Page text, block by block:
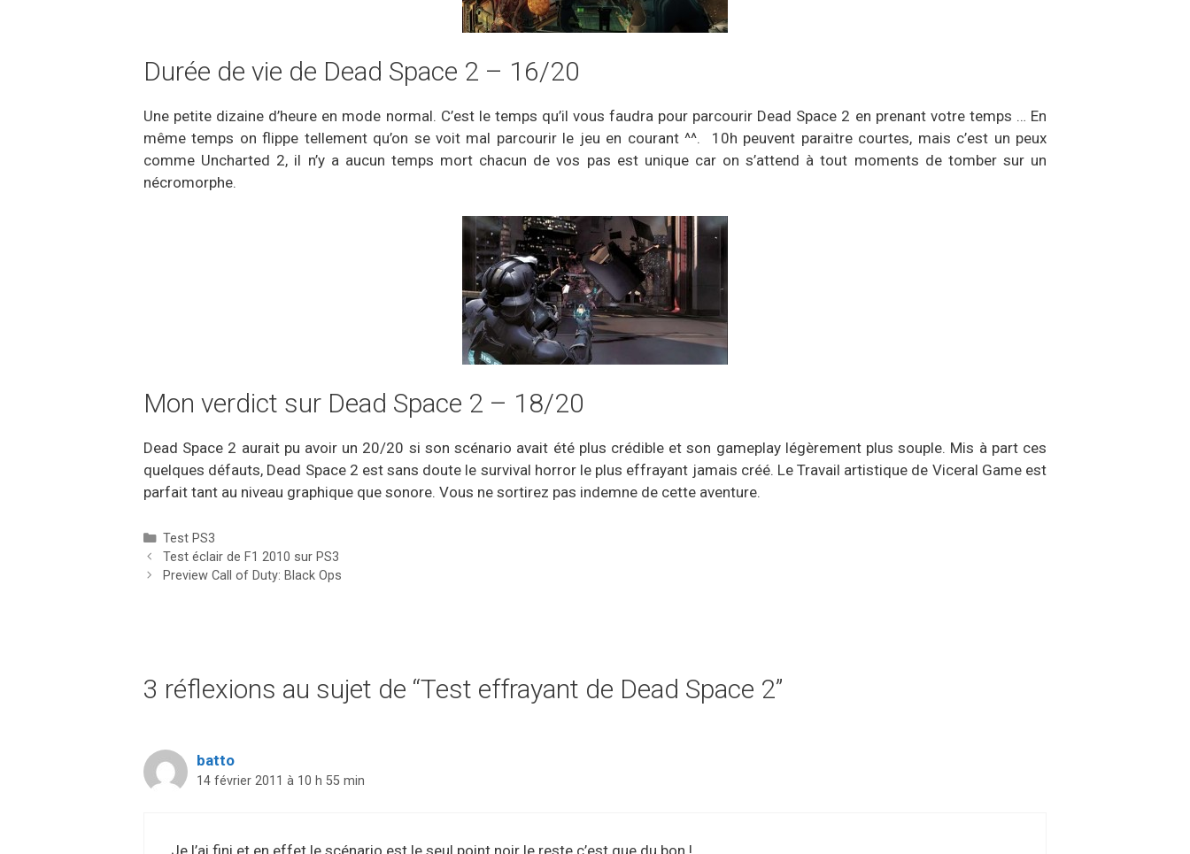
Durée de vie de Dead Space 2 – 16/20
Une petite dizaine d’heure en mode normal. C’est le temps qu’il vous faudra pour parcourir Dead Space 2 en prenant votre temps … En
même temps on flippe tellement qu’on se voit mal parcourir le jeu en courant ^^. 10h peuvent paraitre courtes, mais c’est un peux
comme Uncharted 2, il n’y a aucun temps mort chacun de vos pas est unique car on s’attend à tout moments de tomber sur un
nécromorphe.
Mon verdict sur Dead Space 2 – 18/20
Dead Space 2 aurait pu avoir un 20/20 si son scénario avait été plus crédible et son gameplay légèrement plus souple. Mis à part ces
quelques défauts, Dead Space 2 est sans doute le survival horror le plus effrayant jamais créé. Le Travail artistique de Viceral Game est
parfait tant au niveau graphique que sonore. Vous ne sortirez pas indemne de cette aventure.
Catégories
Test PS3
Test éclair de F1 2010 sur PS3
Preview Call of Duty: Black Ops
3 réflexions au sujet de “Test effrayant de Dead Space 2”
batto
14 février 2011 à 10 h 55 min